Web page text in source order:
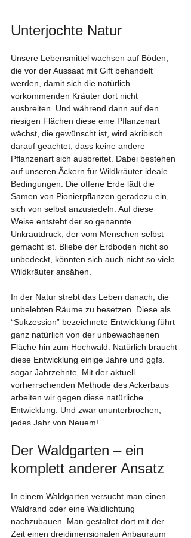
Unterjochte Natur
Unsere Lebensmittel wachsen auf Böden,
die vor der Aussaat mit Gift behandelt
werden, damit sich die natürlich
vorkommenden Kräuter dort nicht
ausbreiten. Und während dann auf den
riesigen Flächen diese eine Pflanzenart
wächst, die gewünscht ist, wird akribisch
darauf geachtet, dass keine andere
Pflanzenart sich ausbreitet. Dabei bestehen
auf unseren Äckern für Wildkräuter ideale
Bedingungen: Die offene Erde lädt die
Samen von Pionierpflanzen geradezu ein,
sich von selbst anzusiedeln. Auf diese
Weise entsteht der so genannte
Unkrautdruck, der vom Menschen selbst
gemacht ist. Bliebe der Erdboden nicht so
unbedeckt, könnten sich auch nicht so viele
Wildkräuter ansähen.
In der Natur strebt das Leben danach, die
unbelebten Räume zu besetzen. Diese als
“Sukzession” bezeichnete Entwicklung führt
ganz natürlich von der unbewachsenen
Fläche hin zum Hochwald. Natürlich braucht
diese Entwicklung einige Jahre und ggfs.
sogar Jahrzehnte. Mit der aktuell
vorherrschenden Methode des Ackerbaus
arbeiten wir gegen diese natürliche
Entwicklung. Und zwar ununterbrochen,
jedes Jahr von Neuem!
Der Waldgarten – ein
komplett anderer Ansatz
In einem Waldgarten versucht man einen
Waldrand oder eine Waldlichtung
nachzubauen. Man gestaltet dort mit der
Zeit einen dreidimensionalen Anbauraum